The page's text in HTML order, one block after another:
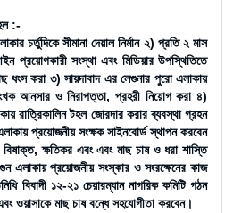
:-
চর্তুদিকে সীমানা দেয়াল নির্মান ২) প্রতি ২ মাস
প্রয়োগকারী সংস্থা এবং মিডিয়ার উপস্থিতিতে
করা ৩) সায়দাবাদ এর লেগুনার পুরো এলাকায়
আনসার ও নিরাপত্তা, প্রহরী নিয়োগ করা ৪)
রাত্রিকালিন টহল জোরদার করার ব্যবস্থা গ্রহন
প্রয়োজনীয় সংক্ষক সাইনবোর্ড স্থাপন করবেন
ক্ষতিকর এবং এবং মাছ চাষ ও ধরা শাস্তি
এলাকায় প্রয়োজনীয় সংস্কার ও সংরক্ষেনের কাজ
বিবাদী ১২-২১ চেয়ারম্যান নাগরিক কমিটি গঠন
ওয়াসাকে মাছ চাষ বন্ধে সহযোগীতা করবেন।